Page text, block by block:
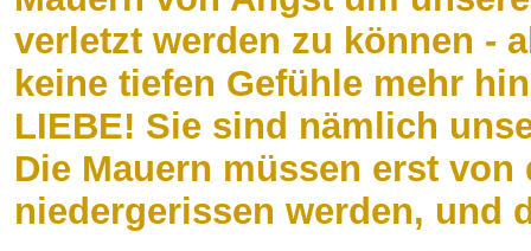
verletzt werden zu können -
keine tiefen Gefühle mehr
LIEBE! Sie sind nämlich
Die Mauern müssen erst
niedergerissen werden, und